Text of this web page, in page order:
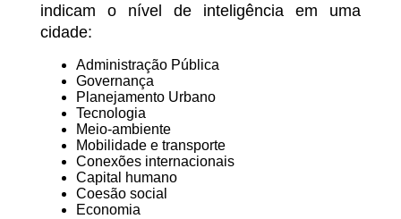
indicam o nível de inteligência em uma
cidade:
Administração Pública
Governança
Planejamento Urbano
Tecnologia
Meio-ambiente
Mobilidade e transporte
Conexões internacionais
Capital humano
Coesão social
Economia